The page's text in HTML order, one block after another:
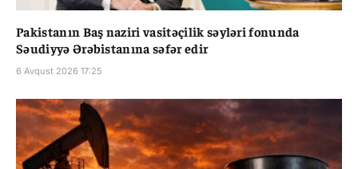
Pakistanın Baş naziri vasitəçilik səyləri fonunda
Səudiyyə Ərəbistanına səfər edir
6 Avqust 2026 17:25